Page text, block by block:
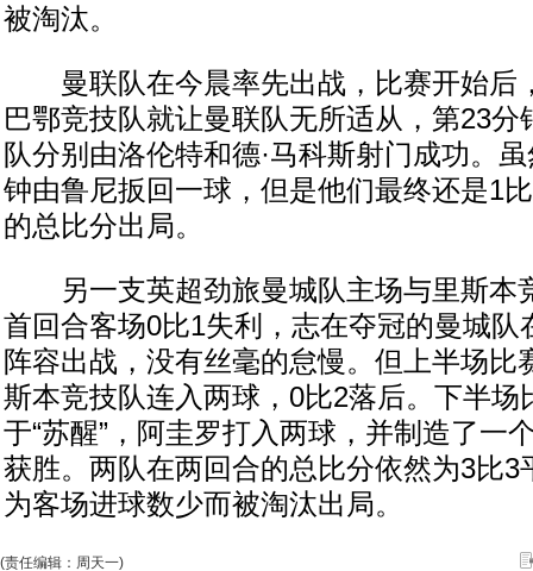
被淘汰。
曼联队在今晨率先出战，比赛开始后
巴鄂竞技队就让曼联队无所适从，第23分
队分别由洛伦特和德·马科斯射门成功。
钟由鲁尼扳回一球，但是他们最终还是1
的总比分出局。
另一支英超劲旅曼城队主场与里斯本
首回合客场0比1失利，志在夺冠的曼城队
阵容出战，没有丝毫的怠慢。但上半场比
斯本竞技队连入两球，0比2落后。下半场
于“苏醒”，阿圭罗打入两球，并制造了一
获胜。两队在两回合的总比分依然为3比3
为客场进球数少而被淘汰出局。
(责任编辑：周天一)